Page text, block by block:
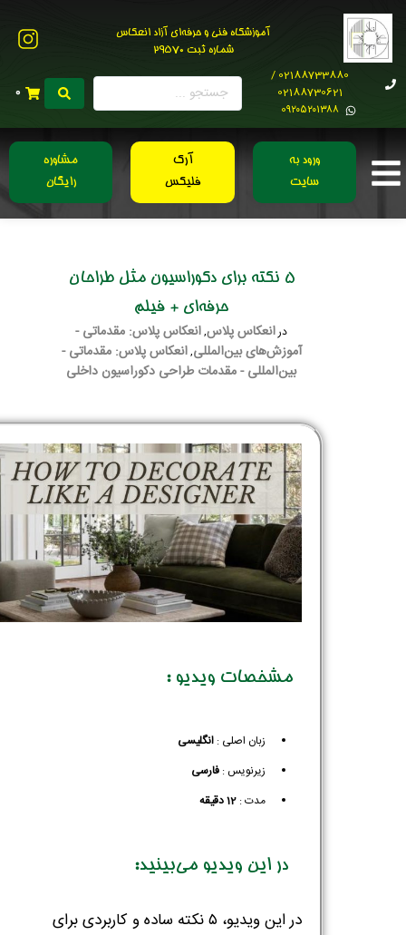
آموزشگاه فنی و حرفه‌ای آزاد انعکاس
شماره ثبت 29570
02188733880 /
02188730621
0۹۲۰۵۲۰۱۳۸۸
0
ورود به
سایت
آرک
فلیکس
مشاوره
رایگان
5 نکته برای دکوراسیون مثل طراحان
حرفه‌ای + فیلم
درانعکاس پلاس,انعکاس پلاس: مقدماتی -
آموزش‌های بین‌المللی,انعکاس پلاس: مقدماتی -
بین‌المللی - مقدمات طراحی دکوراسیون داخلی
مشخصات ویدیو :
زبان اصلی : انگلیسی
زیرنویس :‌ فارسی
مدت : 12 دقیقه
در این ویدیو می‌بینید:
در این ویدیو، ۵ نکته ساده و کاربردی برای